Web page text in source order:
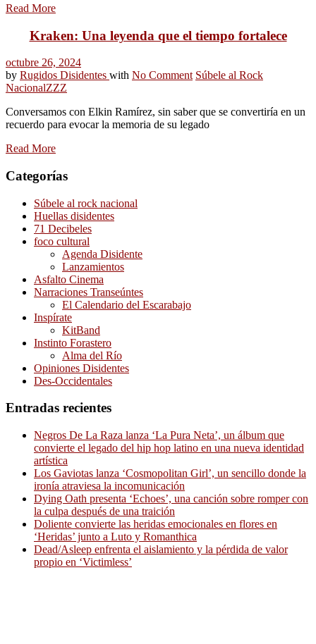
Read More
Kraken: Una leyenda que el tiempo fortalece
octubre 26, 2024
by Rugidos Disidentes with No Comment Súbele al Rock
NacionalZZZ
Conversamos con Elkin Ramírez, sin saber que se convertiría en un
recuerdo para evocar la memoria de su legado
Read More
Categorías
Súbele al rock nacional
Huellas disidentes
71 Decibeles
foco cultural
Agenda Disidente
Lanzamientos
Asfalto Cinema
Narraciones Transeúntes
El Calendario del Escarabajo
Inspírate
KitBand
Instinto Forastero
Alma del Río
Opiniones Disidentes
Des-Occidentales
Entradas recientes
Negros De La Raza lanza ‘La Pura Neta’, un álbum que
convierte el legado del hip hop latino en una nueva identidad
artística
Los Gaviotas lanza ‘Cosmopolitan Girl’, un sencillo donde la
ironía atraviesa la incomunicación
Dying Oath presenta ‘Echoes’, una canción sobre romper con
la culpa después de una traición
Doliente convierte las heridas emocionales en flores en
‘Heridas’ junto a Luto y Romanthica
Dead/Asleep enfrenta el aislamiento y la pérdida de valor
propio en ‘Victimless’